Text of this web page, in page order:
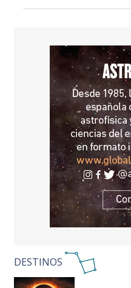
DESTINOS